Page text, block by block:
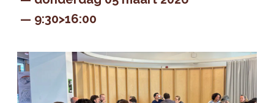
9:30>16:00